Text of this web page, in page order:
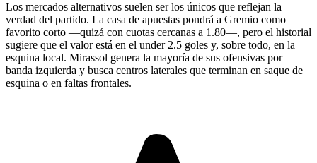
Los mercados alternativos suelen ser los únicos que reflejan la
verdad del partido. La casa de apuestas pondrá a Gremio como
favorito corto —quizá con cuotas cercanas a 1.80—, pero el historial
sugiere que el valor está en el under 2.5 goles y, sobre todo, en la
esquina local. Mirassol genera la mayoría de sus ofensivas por
banda izquierda y busca centros laterales que terminan en saque de
esquina o en faltas frontales.